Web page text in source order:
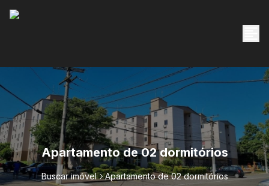
Apartamento de 02 dormitórios
Buscar imóvel Apartamento de 02 dormitórios